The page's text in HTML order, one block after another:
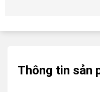
Thông tin sản